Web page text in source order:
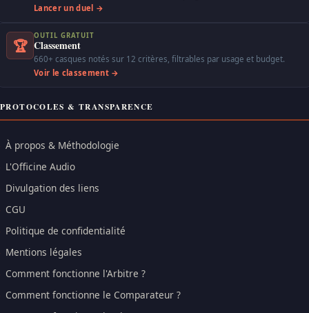
Lancer un duel →
🏆
OUTIL GRATUIT
Classement
660+ casques notés sur 12 critères, filtrables par usage et budget.
Voir le classement →
PROTOCOLES & TRANSPARENCE
À propos & Méthodologie
L'Officine Audio
Divulgation des liens
CGU
Politique de confidentialité
Mentions légales
Comment fonctionne l'Arbitre ?
Comment fonctionne le Comparateur ?